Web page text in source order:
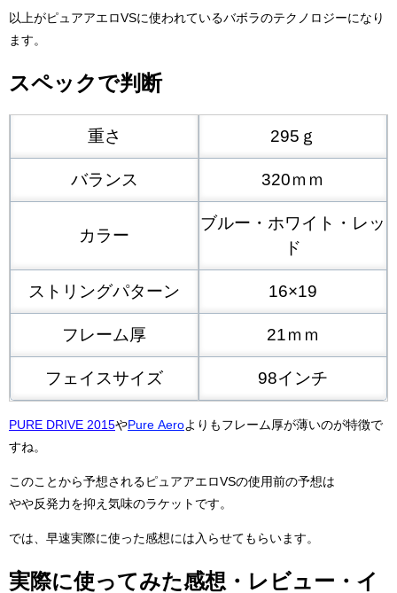
以上がピュアアエロVSに使われているバボラのテクノロジーになり
ます。
スペックで判断
重さ 295ｇ
バランス 320ｍｍ
カラー
ブルー・ホワイト・レッ
ド
ストリングパターン 16×19
フレーム厚 21ｍｍ
フェイスサイズ 98インチ
PURE DRIVE 2015やPure Aeroよりもフレーム厚が薄いのが特徴で
すね。
このことから予想されるピュアアエロVSの使用前の予想は
やや反発力を抑え気味のラケットです。
では、早速実際に使った感想には入らせてもらいます。
実際に使ってみた感想・レビュー・イ